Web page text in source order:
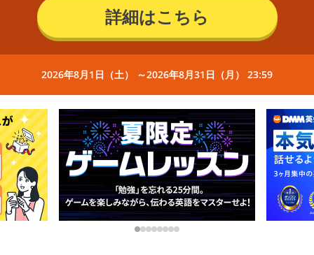
詳細はこちら
2026年8月1日（土） ～2026年8月31日（月） 23:59